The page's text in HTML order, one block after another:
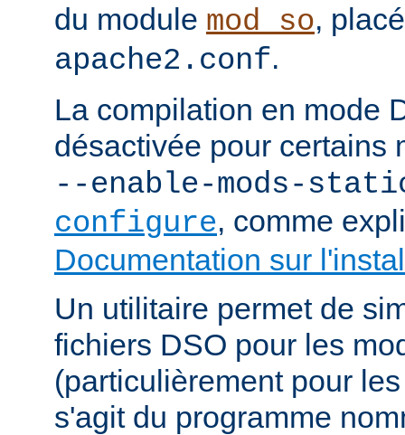
du module mod_so,
apache2.conf.
La compilation en mode
désactivée pour certains
--enable-mods-
configure, comme
Documentation sur
Un utilitaire permet de
fichiers DSO pour les
(particulièrement pour
s'agit du programme